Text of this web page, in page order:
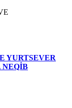
YURTSEVER
NEQİB